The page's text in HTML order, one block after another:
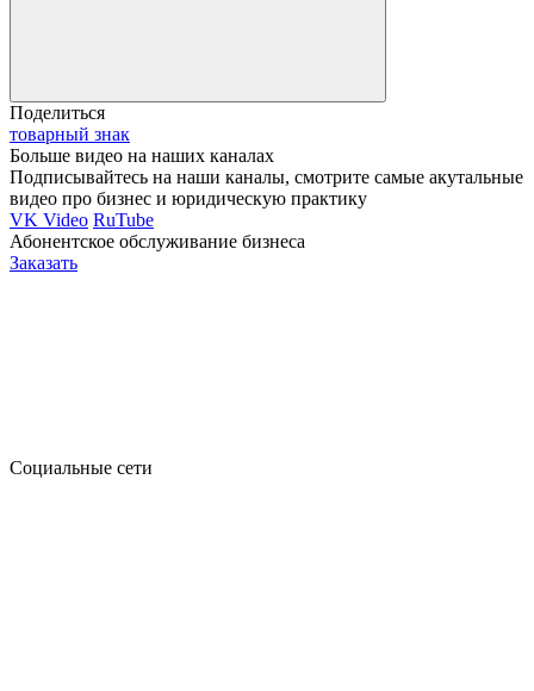
Поделиться
товарный знак
Больше видео на наших каналах
Подписывайтесь на наши каналы, смотрите самые акутальные
видео про бизнес и юридическую практику
VK Video RuTube
Абонентское обслуживание бизнеса
Заказать
Социальные сети